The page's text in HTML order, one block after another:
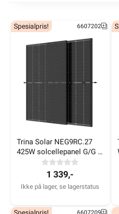
Private hus
Trina Solar NEG9RC.27
425W solcellepanel G/G
Clear black
Spesialpris! 6607202
1 339,-
Ikke på lager, se lagerstatus
Spesialpris! 6607209